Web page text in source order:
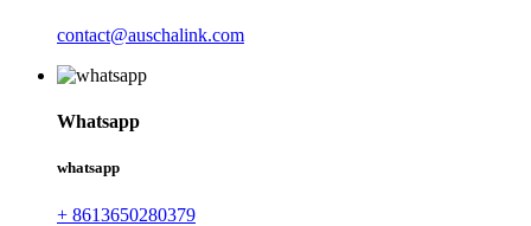
contact@auschalink.com
Whatsapp
whatsapp
+ 8613650280379